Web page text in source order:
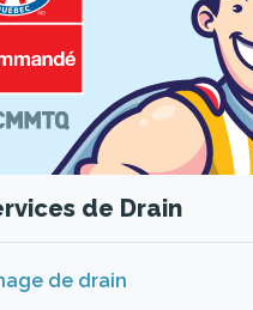
de Drain
de drain